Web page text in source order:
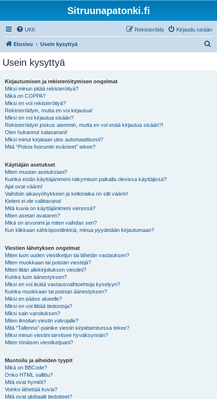
Sitruunapatonki.fi
UKK Kirjaudu sisään
Rekisteröidy
Etusivu Usein kysyttyä
Usein kysyttyä
Kirjautumisen ja rekisteröitymisen ongelmat
Miksi minun pitää rekisteröityä?
Mikä on COPPA?
Miksi en voi rekisteröityä?
Rekisteröidyin, mutta en voi kirjautua!
Miksi en voi kirjautua sisään?
Rekisteröidyin joskus aiemmin, mutta en voi enää kirjautua sisään?!
Olen hukannut salasanani!
Miksi minut kirjataan ulos automaattisesti?
Mitä “Poista foorumin evästeet” tekee?
Käyttäjän asetukset
Miten muutan asetuksiani?
Kuinka estän käyttäjänimeni näkymisen paikalla olevissa käyttäjissä?
Ajat ovat väärin!
Vaihdoin aikavyöhykkeen ja kellonaika on silti väärin!
Kieleni ei ole valittavana!
Mitä kuvia on käyttäjänimeni vieressä?
Miten asetan avataren?
Mikä on arvonimi ja miten vaihdan sen?
Kun klikkaan sähköpostilinkkiä, minua pyydetään kirjautumaan?
Viestien lähetyksen ongelmat
Miten luon uuden viestiketjun tai lähetän vastauksen?
Miten muokkaan tai poistan viestejä?
Miten liitän allekirjoituksen viestiini?
Kuinka luon äänestyksen?
Miksi en voi lisätä vastausvaihtoehtoja kyselyyn?
Kuinka muokkaan tai poistan äänestyksen?
Miksi en pääse alueelle?
Miksi en voi liittää tiedostoja?
Miksi sain varoituksen?
Miten ilmoitan viestin valvojalle?
Mitä “Tallenna”-painike viestin kirjoittamisessa tekee?
Miksi minun viestini tarvitsee hyväksynnän?
Miten tönäisen viestiketjuani?
Muotoilu ja aiheiden tyypit
Mikä on BBCode?
Onko HTML sallittu?
Mitä ovat hymiöt?
Voinko lähettää kuvia?
Mitä ovat globaalit tiedotteet?